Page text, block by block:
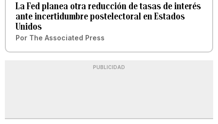
La Fed planea otra reducción de tasas de interés
ante incertidumbre postelectoral en Estados
Unidos
Por The Associated Press
PUBLICIDAD